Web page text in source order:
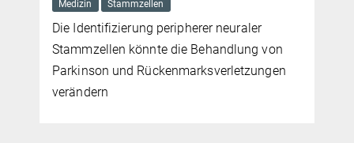
Medizin
Stammzellen
Die Identifizierung peripherer neuraler
Stammzellen könnte die Behandlung von
Parkinson und Rückenmarksverletzungen
verändern